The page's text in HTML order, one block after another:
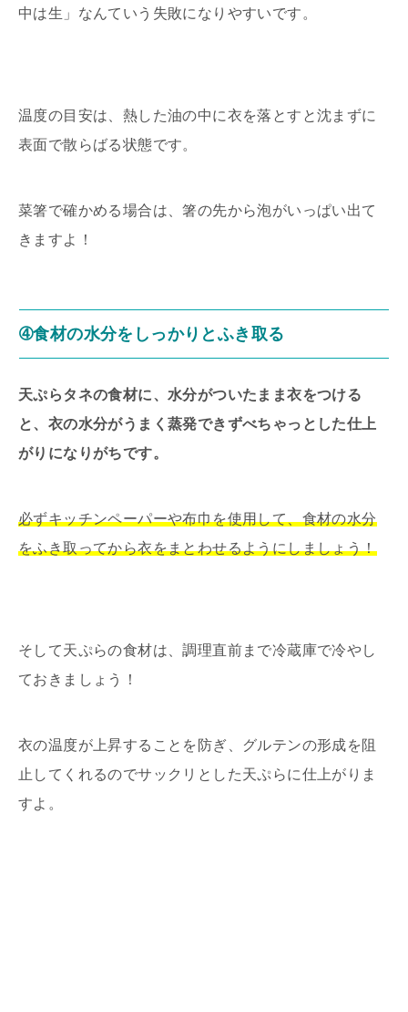
中は生」なんていう失敗になりやすいです。
温度の目安は、熱した油の中に衣を落とすと沈まずに
表面で散らばる状態です。
菜箸で確かめる場合は、箸の先から泡がいっぱい出て
きますよ！
➃食材の水分をしっかりとふき取る
天ぷらタネの食材に、水分がついたまま衣をつける
と、衣の水分がうまく蒸発できずべちゃっとした仕上
がりになりがちです。
必ずキッチンペーパーや布巾を使用して、食材の水分
をふき取ってから衣をまとわせるようにしましょう！
そして天ぷらの食材は、調理直前まで冷蔵庫で冷やし
ておきましょう！
衣の温度が上昇することを防ぎ、グルテンの形成を阻
止してくれるのでサックリとした天ぷらに仕上がりま
すよ。